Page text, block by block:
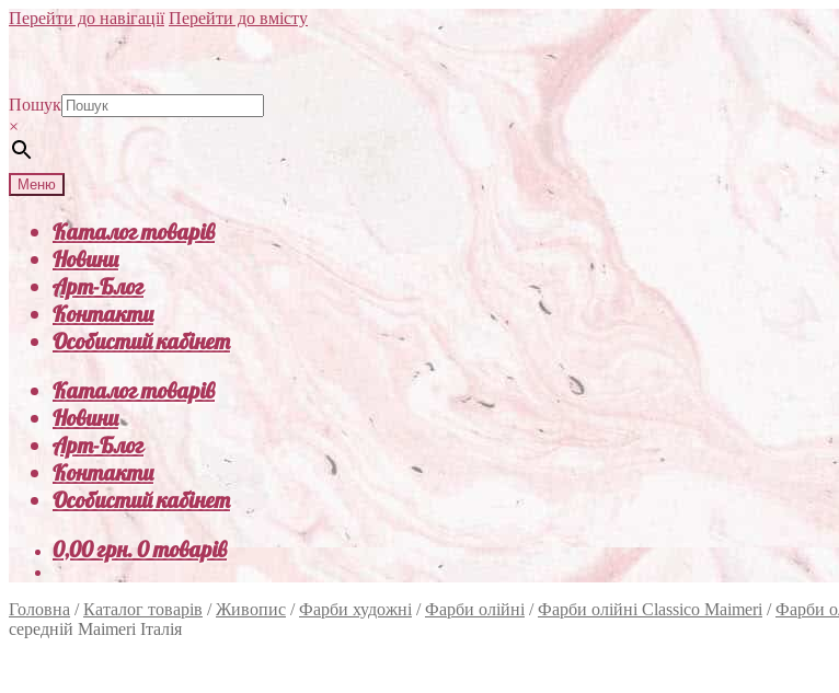
Перейти до навігації Перейти до вмісту
Пошук
×
Меню
Каталог товарів
Новини
Арт-Блог
Контакти
Особистий кабінет
Каталог товарів
Новини
Арт-Блог
Контакти
Особистий кабінет
0,00грн.0 товарів
Головна /Каталог товарів /Живопис /Фарби художні /Фарби олійні /Фарби олійні Classico Maimeri /Фарби
середній Maimeri Італія